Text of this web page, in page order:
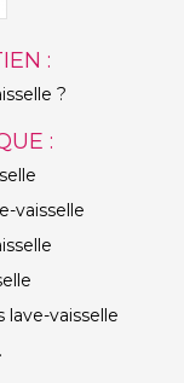
:
?
:
vaisselle
lave-vaisselle